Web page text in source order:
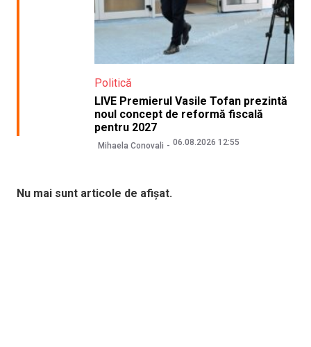
Politică
LIVE Premierul Vasile Tofan prezintă
noul concept de reformă fiscală
pentru 2027
Mihaela Conovali 06.08.2026 12:55
Nu mai sunt articole de afișat.